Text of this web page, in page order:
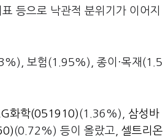
등으로 낙관적 분위기가 이어지
보험(1.95%), 종이·목재(1.5
LG화학(051910)(1.36%), 삼성바
(0.72%) 등이 올랐고, 셀트리온